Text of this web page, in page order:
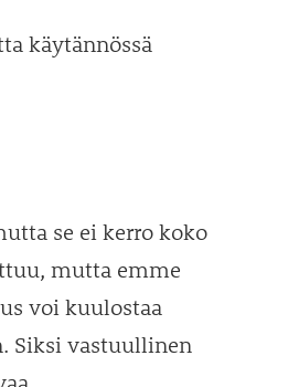
käytännössä
se ei kerro koko
mutta emme
voi kuulostaa
Siksi vastuullinen